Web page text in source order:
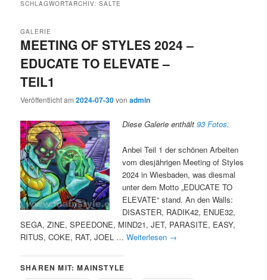
SCHLAGWORTARCHIV:SALTE
MEETING OF STYLES 2024 –
EDUCATE TO ELEVATE –
TEIL1
GALERIE
Veröffentlicht am2024-07-30vonadmin
Diese Galerie enthält93 Fotos.
Anbei Teil 1 der schönen Arbeiten
vom diesjährigen Meeting of Styles
2024 in Wiesbaden, was diesmal
unter dem Motto „EDUCATE TO
ELEVATE“ stand. An den Walls:
DISASTER, RADIK42, ENUE32,
SEGA, ZINE, SPEEDONE, MIND21, JET, PARASITE, EASY,
RITUS, COKE, RAT, JOEL …Weiterlesen →
SHAREN MIT: MAINSTYLE